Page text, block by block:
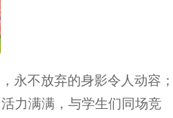
永不放弃的身影令人动容；
力满满，与学生们同场竞